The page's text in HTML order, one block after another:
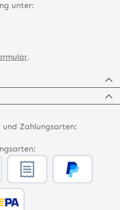
unter:
.
und Zahlungsarten: